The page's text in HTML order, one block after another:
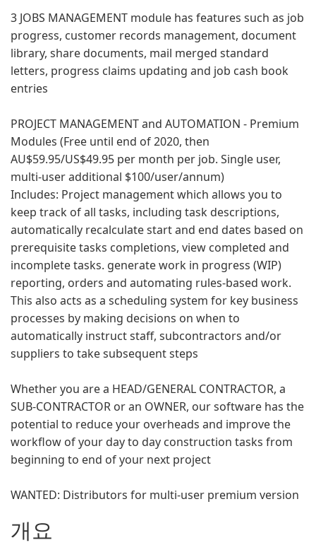
3 JOBS MANAGEMENT module has features such as job
progress, customer records management, document
library, share documents, mail merged standard
letters, progress claims updating and job cash book
entries
PROJECT MANAGEMENT and AUTOMATION - Premium
Modules (Free until end of 2020, then
AU$59.95/US$49.95 per month per job. Single user,
multi-user additional $100/user/annum)
Includes: Project management which allows you to
keep track of all tasks, including task descriptions,
automatically recalculate start and end dates based on
prerequisite tasks completions, view completed and
incomplete tasks. generate work in progress (WIP)
reporting, orders and automating rules-based work.
This also acts as a scheduling system for key business
processes by making decisions on when to
automatically instruct staff, subcontractors and/or
suppliers to take subsequent steps
Whether you are a HEAD/GENERAL CONTRACTOR, a
SUB-CONTRACTOR or an OWNER, our software has the
potential to reduce your overheads and improve the
workflow of your day to day construction tasks from
beginning to end of your next project
WANTED: Distributors for multi-user premium version
개요